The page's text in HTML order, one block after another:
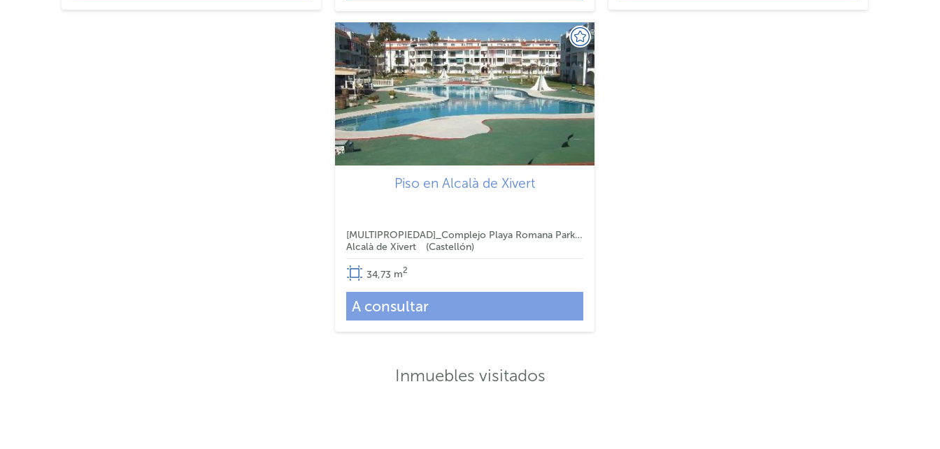
Piso en Alcalà de Xivert
[MULTIPROPIEDAD]_Complejo Playa Romana Park - Pasillo derecho del Edificio VII
Alcalà de Xivert
Castellón
34,73 m2
A consultar
Inmuebles visitados